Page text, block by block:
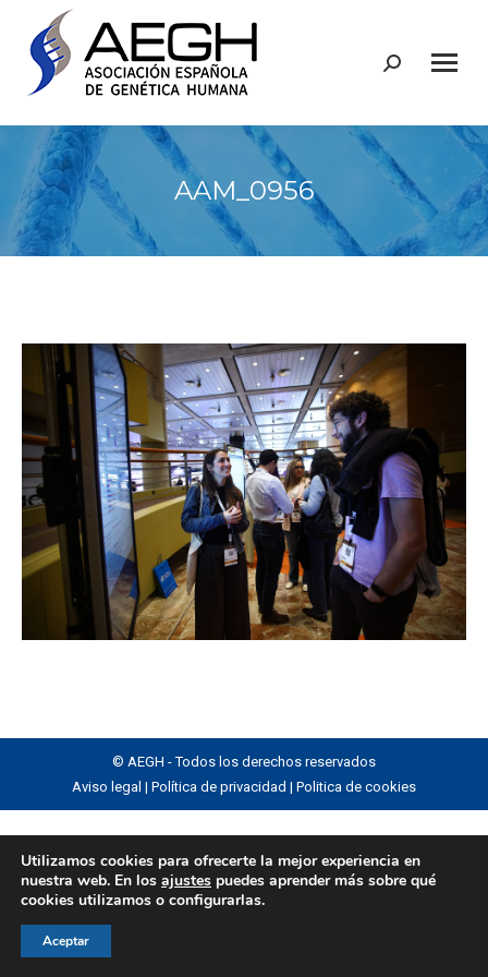
Buscar:
AAM_0956
© AEGH - Todos los derechos reservados
Aviso legal | Política de privacidad | Politica de cookies
Utilizamos cookies para ofrecerte la mejor experiencia en
nuestra web. En los ajustes puedes aprender más sobre qué
cookies utilizamos o configurarlas.
Aceptar